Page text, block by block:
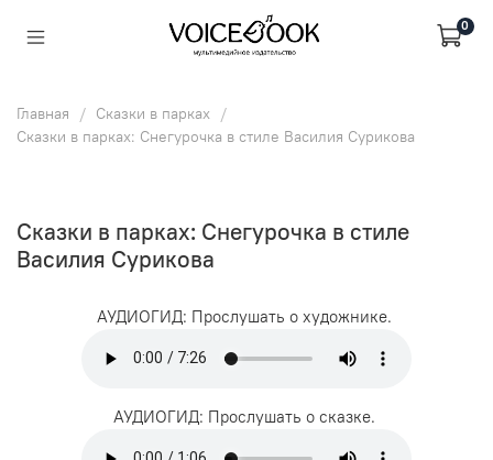
0
Главная
Сказки в парках
Сказки в парках: Снегурочка в стиле Василия Сурикова
Сказки в парках: Снегурочка в стиле
Василия Сурикова
АУДИОГИД: Прослушать о художнике.
АУДИОГИД: Прослушать о сказке.